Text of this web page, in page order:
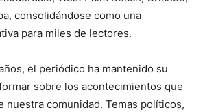
consolidándose como una
para miles de lectores.
el periódico ha mantenido su
sobre los acontecimientos que
nuestra comunidad. Temas políticos,